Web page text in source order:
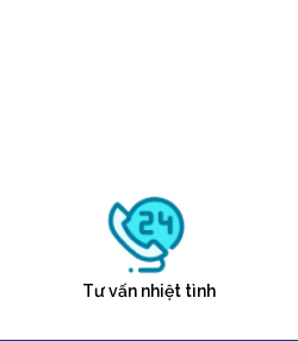
Tư vấn nhiệt tình